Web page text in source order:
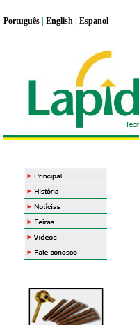
Português English Espanol